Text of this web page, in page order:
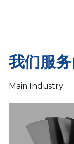
我们服
Main Industry